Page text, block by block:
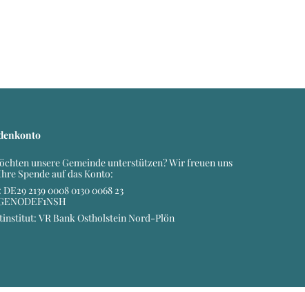
unsere Gemeinde unterstützen? Wir freuen uns
Spende auf das Konto:
2139 0008 0130 0068 23
VR Bank Ostholstein Nord-Plön